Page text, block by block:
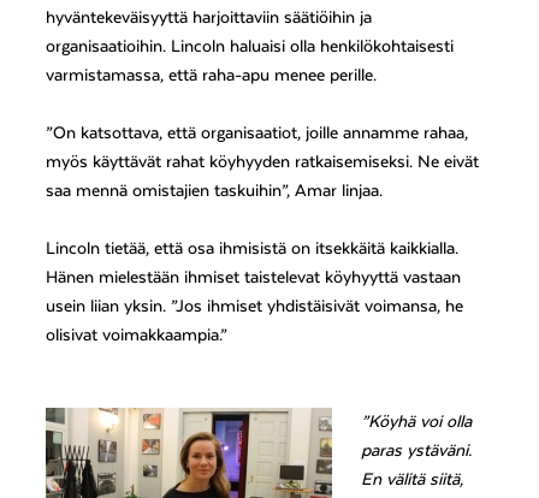
hyväntekeväisyyttä harjoittaviin säätiöihin ja
organisaatioihin. Lincoln haluaisi olla henkilökohtaisesti
varmistamassa, että raha-apu menee perille.
”On katsottava, että organisaatiot, joille annamme rahaa,
myös käyttävät rahat köyhyyden ratkaisemiseksi. Ne eivät
saa mennä omistajien taskuihin”, Amar linjaa.
Lincoln tietää, että osa ihmisistä on itsekkäitä kaikkialla.
Hänen mielestään ihmiset taistelevat köyhyyttä vastaan
usein liian yksin. ”Jos ihmiset yhdistäisivät voimansa, he
olisivat voimakkaampia.”
”Köyhä voi olla
paras ystäväni.
En välitä siitä,